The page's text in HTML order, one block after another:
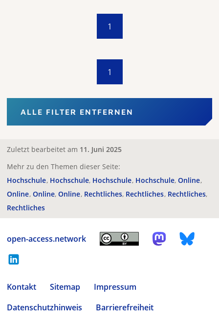
1
1
ALLE FILTER ENTFERNEN
Zuletzt bearbeitet am 11. Juni 2025
Mehr zu den Themen dieser Seite:
Hochschule Hochschule Hochschule Hochschule Online
Online Online Online Rechtliches Rechtliches Rechtliches
Rechtliches
open-access.network
Kontakt Sitemap
Impressum
Datenschutzhinweis
Barrierefreiheit